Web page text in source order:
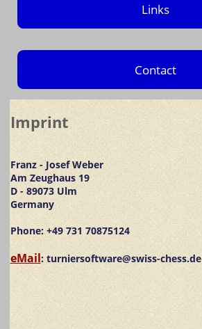
Links
Contact
Imprint
Franz - Josef Weber
Am Zeughaus 19
D - 89073 Ulm
Germany
Phone: +49 731 70875124
eMail: turniersoftware@swiss-chess.de